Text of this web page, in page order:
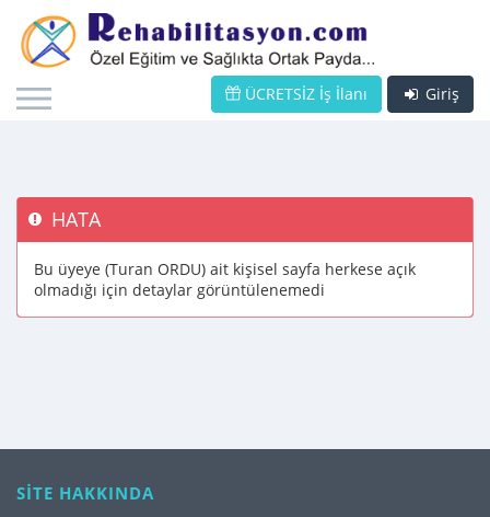
Giriş
ÜCRETSİZ İş İlanı
HATA
Bu üyeye (Turan ORDU) ait kişisel sayfa herkese açık
olmadığı için detaylar görüntülenemedi
SİTE HAKKINDA